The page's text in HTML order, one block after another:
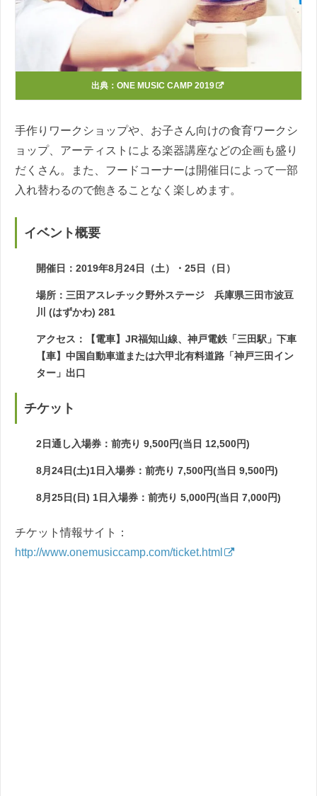
出典： ONE MUSIC CAMP 2019
手作りワークショップや、お子さん向けの食育ワークシ
ョップ、アーティストによる楽器講座などの企画も盛り
だくさん。また、フードコーナーは開催日によって一部
入れ替わるので飽きることなく楽しめます。
イベント概要
開催日：2019年8月24日（土）・25日（日）
場所：三田アスレチック野外ステージ 兵庫県三田市波豆
川 (はずかわ) 281
アクセス：【電車】JR福知山線、神戸電鉄「三田駅」下車
【車】中国自動車道または六甲北有料道路「神戸三田イン
ター」出口
チケット
2日通し入場券：前売り 9,500円(当日 12,500円)
8月24日(土)1日入場券：前売り 7,500円(当日 9,500円)
8月25日(日) 1日入場券：前売り 5,000円(当日 7,000円)
チケット情報サイト：
http://www.onemusiccamp.com/ticket.html